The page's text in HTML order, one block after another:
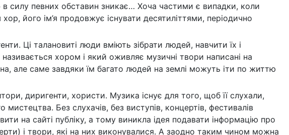
силу певних обставин зникає… Хоча частими є випадки, коли
його ім’я продовжує існувати десятиліттями, періодично
Ці талановиті люди вміють зібрати людей, навчити їх і
хором і який оживляє музичні твори написані на
але саме завдяки їм багато людей на землі можуть іти по життю
диригенти, хористи. Музика існує для того, щоб її слухали,
Без слухачів, без виступів, концертів, фестивалів
на сайті публіку, а тому виникла ідея подавати інформацію про
і твори, які на них виконувалися. А заодно таким чином можна